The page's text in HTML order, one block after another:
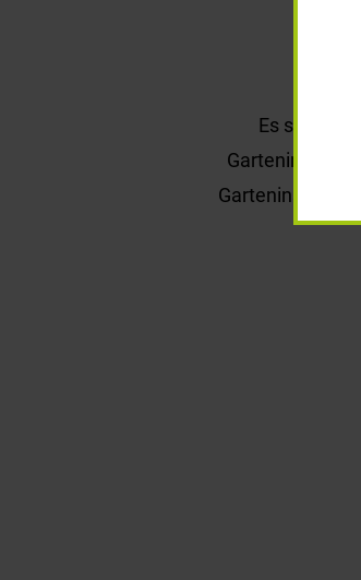
Es stehen
Garteninsel an
Garteninsel